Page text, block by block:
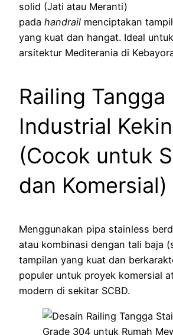
solid (Jati atau Meranti)
pada handrail menciptakan
yang kuat dan hangat. Ideal
arsitektur Mediterania di
Railing Tangga
Industrial
(Cocok untuk
dan Komersial)
Menggunakan pipa stainless
atau kombinasi dengan tali baja
tampilan yang kuat dan
populer untuk proyek komersial
modern di sekitar SCBD.